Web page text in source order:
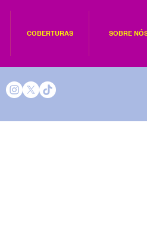
COBERTURAS SOBRE